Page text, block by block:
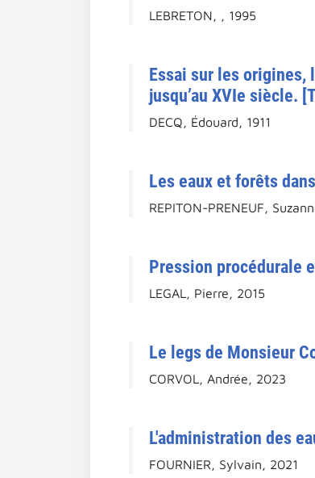
LEBRETON, , 1995
Essai sur les origines,
jusqu’au XVIe siècle.
DECQ, Édouard, 1911
Les eaux et forêts
REPITON-PRENEUF,
Pression procédurale
LEGAL, Pierre, 2015
Le legs de Monsieur
CORVOL, Andrée, 2023
L'administration des
FOURNIER, Sylvain, 2021